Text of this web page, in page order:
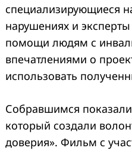
специализирующиеся
нарушениях и
помощи людям с
впечатлениями о
использовать
Собравшимся
который создали
доверия». Фильм с